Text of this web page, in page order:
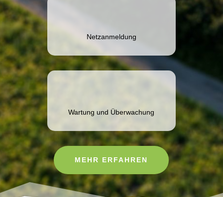
Netzanmeldung
Wartung und Überwachung
MEHR ERFAHREN